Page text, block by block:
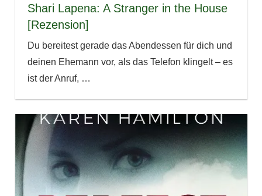
Shari Lapena: A Stranger in the House
[Rezension]
Du bereitest gerade das Abendessen für dich und
deinen Ehemann vor, als das Telefon klingelt – es
ist der Anruf, …